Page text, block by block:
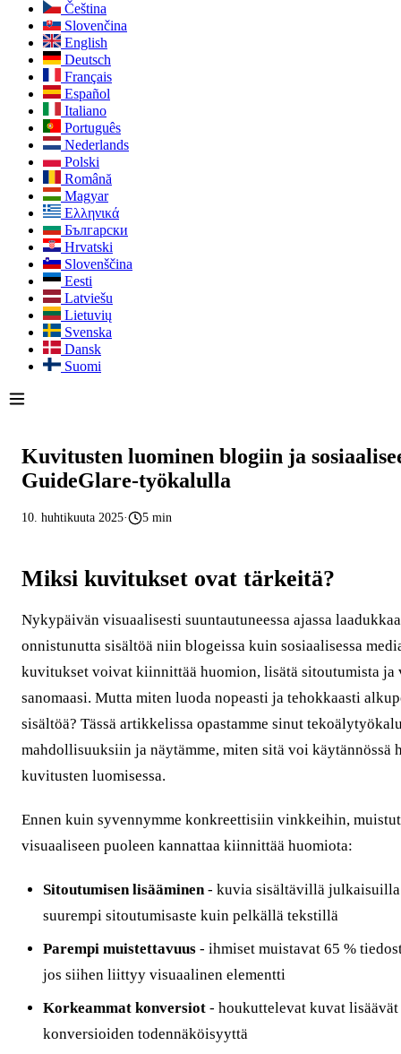
Čeština
Slovenčina
English
Deutsch
Français
Español
Italiano
Português
Nederlands
Polski
Română
Magyar
Ελληνικά
Български
Hrvatski
Slovenščina
Eesti
Latviešu
Lietuvių
Svenska
Dansk
Suomi
Kuvitusten luominen blogiin ja
GuideGlare-työkalulla
10. huhtikuuta 2025· 5 min
Miksi kuvitukset ovat tärkeitä?
Nykypäivän visuaalisesti suuntautuneessa ajassa
onnistunutta sisältöä niin blogeissa kuin sosiaalisessa
kuvitukset voivat kiinnittää huomion, lisätä sitoutumista ja
sanomaasi. Mutta miten luoda nopeasti ja tehokkaasti
sisältöä? Tässä artikkelissa opastamme sinut
mahdollisuuksiin ja näytämme, miten sitä voi käytännössä
kuvitusten luomisessa.
Ennen kuin syvennymme konkreettisiin vinkkeihin,
visuaaliseen puoleen kannattaa kiinnittää huomiota:
Sitoutumisen lisääminen- kuvia sisältävillä julkaisuilla
suurempi sitoutumisaste kuin pelkällä tekstillä
Parempi muistettavuus - ihmiset muistavat 65 %
jos siihen liittyy visuaalinen elementti
Korkeammat konversiot - houkuttelevat kuvat
konversioiden todennäköisyyttä